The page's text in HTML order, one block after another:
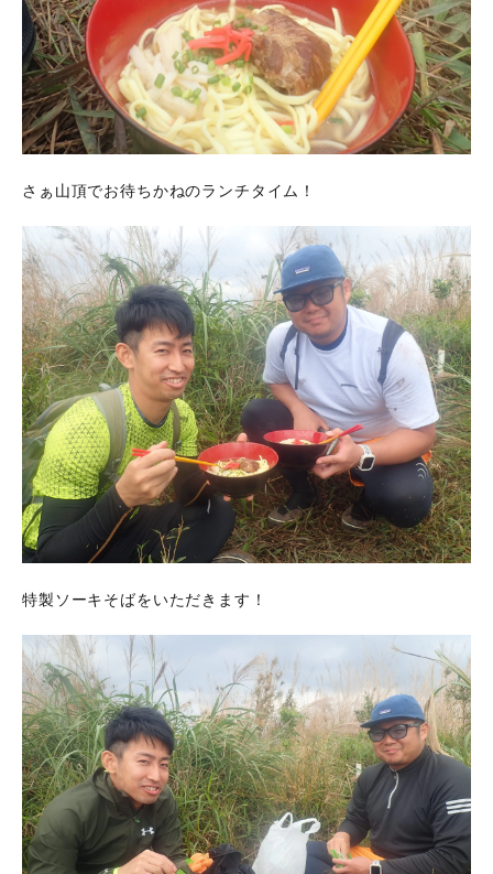
さぁ山頂でお待ちかねのランチタイム！
特製ソーキそばをいただきます！